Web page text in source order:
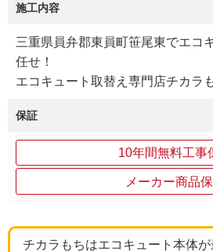
施工内容
三重県員弁郡東員町笹尾東でエコ
任せ！
エコキュート取替え専門店チカラ
保証
10年間無料工事
メーカー商品
チカラもちはエコキュート本体